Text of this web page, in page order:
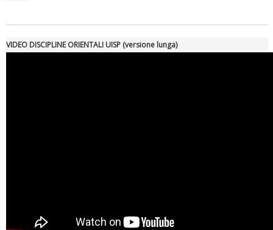
VIDEO DISCIPLINE ORIENTALI UISP (versione lunga)